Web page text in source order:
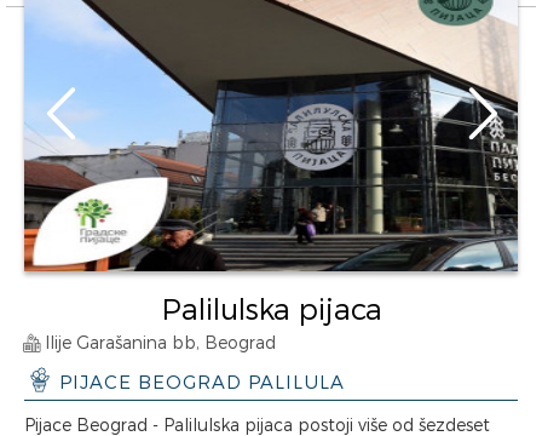
Palilulska pijaca
Ilije Garašanina bb, Beograd
PIJACE BEOGRAD PALILULA
Pijace Beograd - Palilulska pijaca postoji više od šezdeset